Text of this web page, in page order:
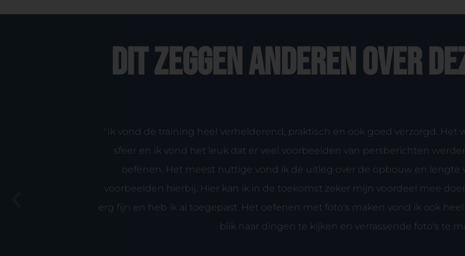
Dit zeggen anderen over
"Ik vond de training heel verhelderend, praktisch en ook goed verzorgd. Het
sfeer en ik vond het leuk dat er veel voorbeelden van persberichten
oefenen. Het meest nuttige vond ik de uitleg over de opbouw en lengte
voorbeelden hierbij. Hier kan ik in de toekomst zeker mijn voordeel mee
erg fijn en heb ik al toegepast. Het oefenen met foto's maken vond ik ook
blik naar dingen te kijken en verrassende foto's te